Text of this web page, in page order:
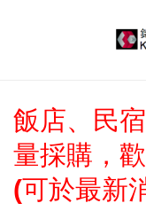
飯店、民
量採購，
(可於最新